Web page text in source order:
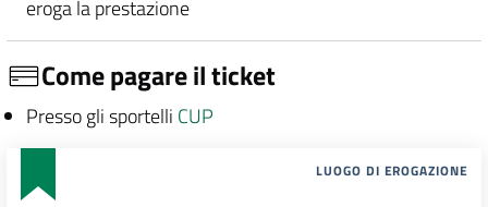
eroga la prestazione
Come pagare il ticket
Presso gli sportelli CUP
LUOGO DI EROGAZIONE